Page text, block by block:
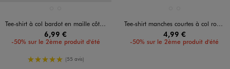
Tee-shirt à col bardot en maille côtelée fille
6,99 €
-50% sur le 2ème produit d'été
5/5 de moyenne
(55 avis)
Tee-shirt manches courtes à col rond fille
4,99 €
-50% sur le 2ème produit d'été